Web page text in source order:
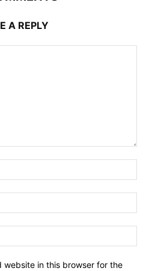
A REPLY
website in this browser for the